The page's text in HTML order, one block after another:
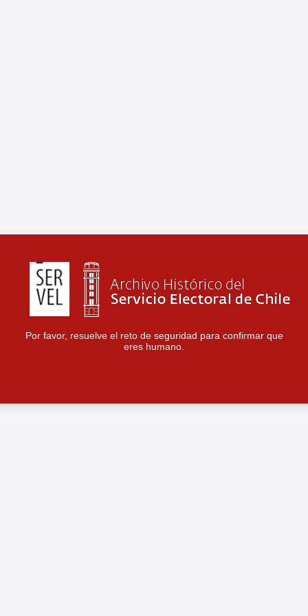
Por favor, resuelve el reto de seguridad para confirmar que
eres humano.